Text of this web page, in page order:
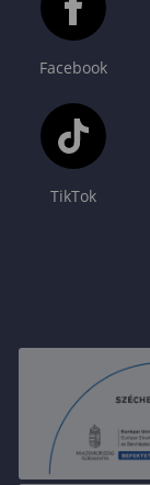
Facebook
TikTok